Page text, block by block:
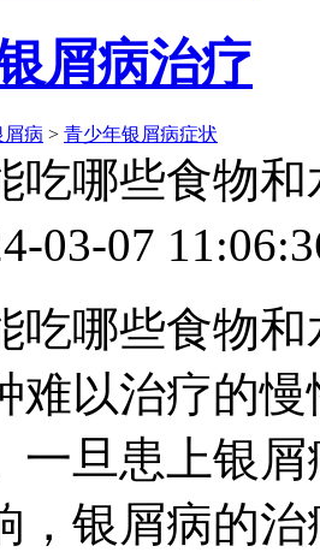
屑病治疗
屑病 > 青少年银屑病症状
吃哪些食物和
03-07
吃哪些食物
难以治疗的
一旦患上银
，银屑病的